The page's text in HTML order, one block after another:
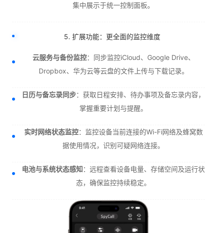
集中展示于统一控制面板。
5. 扩展功能：更全面的监控维度
云服务与备份监控：同步监控iCloud、Google Drive、
Dropbox、华为云等云盘的文件上传与下载记录。
日历与备忘录同步：获取日程安排、待办事项及备忘录内容，
掌握重要计划与提醒。
实时网络状态监控：监控设备当前连接的Wi-Fi网络及蜂窝数
据使用情况，识别可疑网络连接。
电池与系统状态感知：远程查看设备电量、存储空间及运行状
态，确保监控持续稳定。